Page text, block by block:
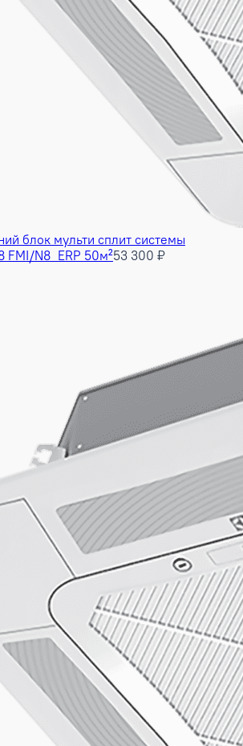
блок мульти сплит системы
FMI/N8_ERP 50м²53 300 ₽